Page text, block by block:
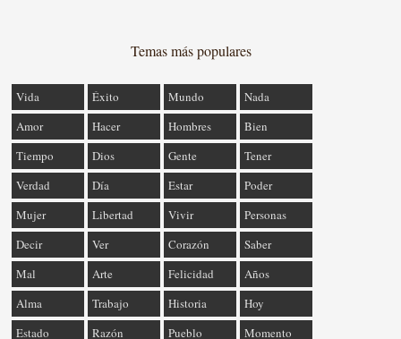
Temas más populares
Vida Éxito Mundo
Nada
Amor
Hacer Hombres
Bien
Tiempo
Dios Gente
Tener
Verdad
Día Estar
Poder
Mujer
Libertad Vivir
Personas
Decir
Ver Corazón
Saber
Mal
Arte Felicidad
Años
Alma
Trabajo Historia
Hoy
Estado
Razón Pueblo Momento